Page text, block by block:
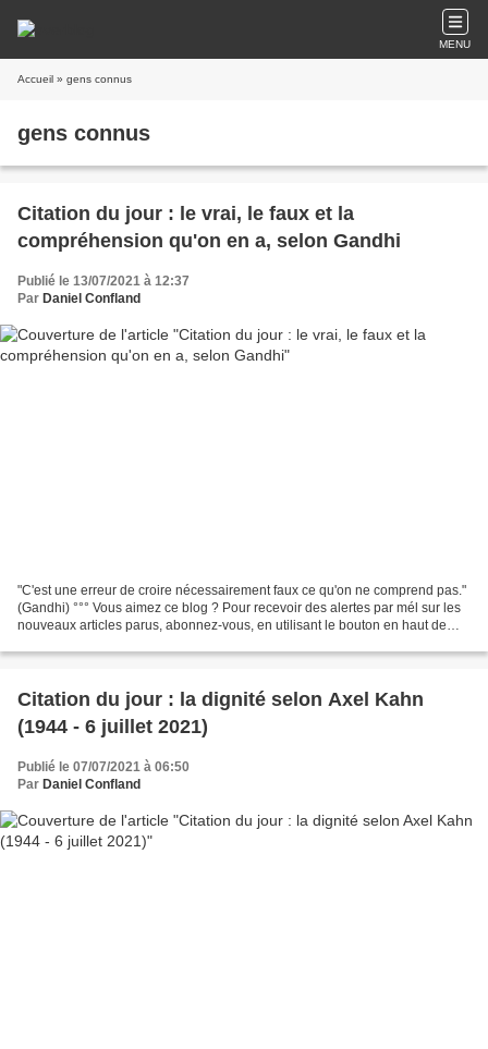
MENU
Accueil » gens connus
gens connus
Citation du jour : le vrai, le faux et la
compréhension qu'on en a, selon Gandhi
Publié le 13/07/2021 à 12:37
Par Daniel Confland
"C'est une erreur de croire nécessairement faux ce qu'on ne comprend pas."
(Gandhi) °°° Vous aimez ce blog ? Pour recevoir des alertes par mél sur les
nouveaux articles parus, abonnez-vous, en utilisant le bouton en haut de
Citation du jour : la dignité selon Axel Kahn
(1944 - 6 juillet 2021)
Publié le 07/07/2021 à 06:50
Par Daniel Confland